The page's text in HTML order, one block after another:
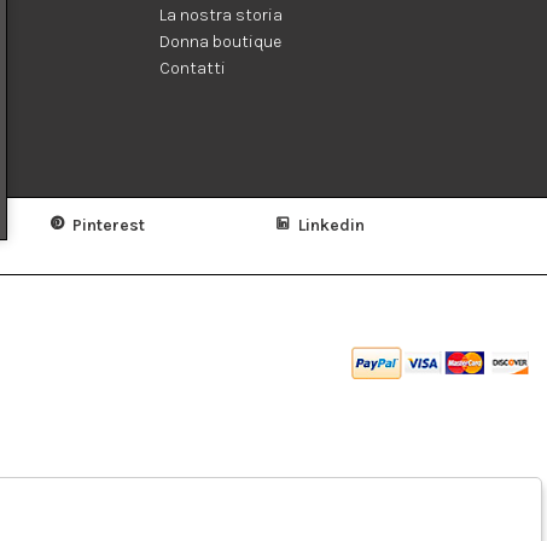
La nostra storia
Donna boutique
Contatti
Pinterest Linkedin